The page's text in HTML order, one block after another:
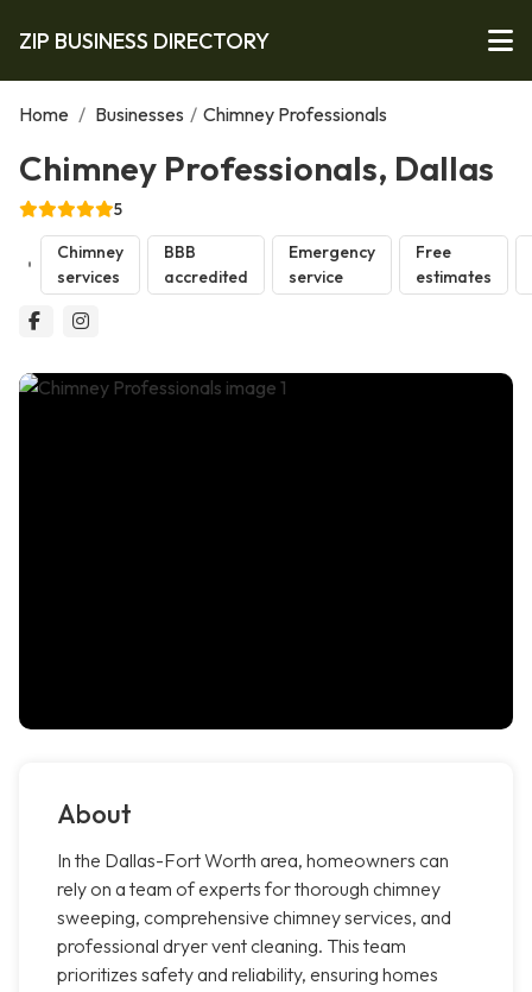
ZIP BUSINESS DIRECTORY
Home / Businesses / Chimney Professionals
Chimney Professionals, Dallas
5
Chimney
services
BBB
accredited
Emergency
service
Free
estimates
About
In the Dallas-Fort Worth area, homeowners can
rely on a team of experts for thorough chimney
sweeping, comprehensive chimney services, and
professional dryer vent cleaning. This team
prioritizes safety and reliability, ensuring homes